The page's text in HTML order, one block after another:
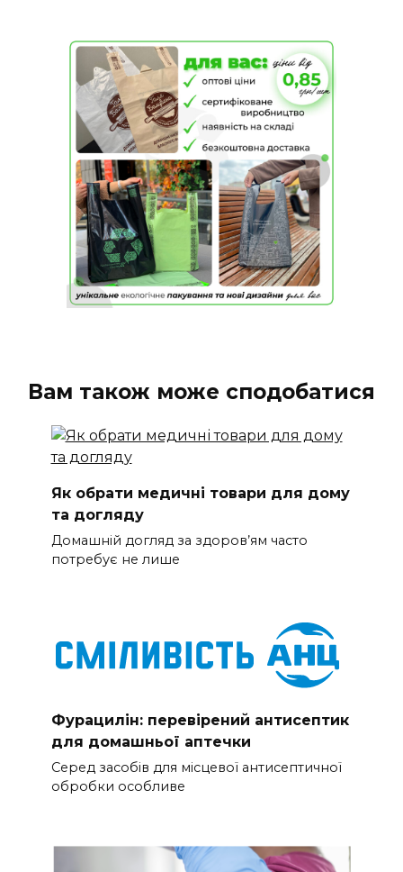
Вам також може сподобатися
Як обрати медичні товари для дому
та догляду
Домашній догляд за здоров’ям часто
потребує не лише
Фурацилін: перевірений антисептик
для домашньої аптечки
Серед засобів для місцевої антисептичної
обробки особливе